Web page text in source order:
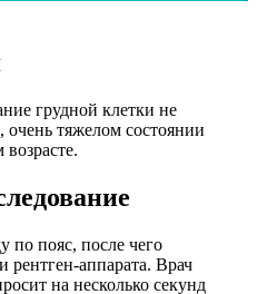
грудной клетки не
очень тяжелом состоянии
по пояс, после чего
рентген-аппарата. Врач
на несколько секунд